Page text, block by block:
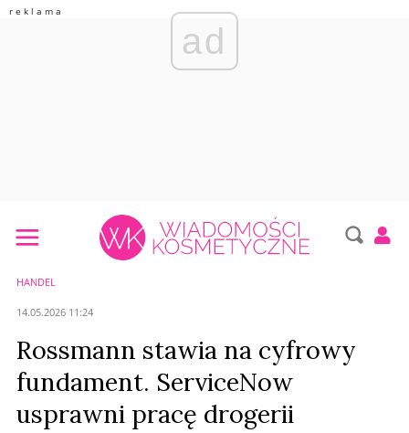
ad
HANDEL
14.05.2026 11:24
Rossmann stawia na cyfrowy
fundament. ServiceNow
usprawni pracę drogerii